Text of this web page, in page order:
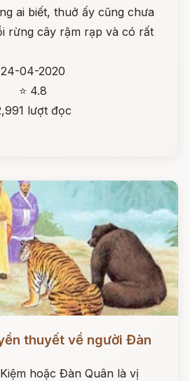
ai biết, thuở ấy cũng chưa
rừng cây rậm rạp và có rất
24-04-2020
⭐ 4.8
lượt đọc
thuyết về người Đàn
hoặc Đàn Quân là vị